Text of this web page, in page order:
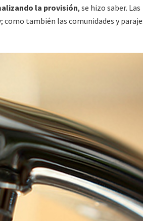
la provisión, se hizo saber. Las
como también las comunidades y